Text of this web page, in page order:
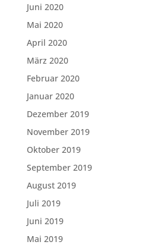
Juni 2020
Mai 2020
April 2020
März 2020
Februar 2020
Januar 2020
Dezember 2019
November 2019
Oktober 2019
September 2019
August 2019
Juli 2019
Juni 2019
Mai 2019